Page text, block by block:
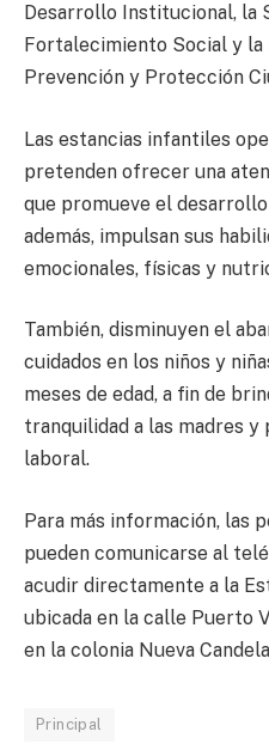
Desarrollo Institucional, la
Fortalecimiento Social y la
Prevención y Protección
Las estancias infantiles
pretenden ofrecer una
que promueve el
además, impulsan sus
emocionales, físicas y
También, disminuyen el
cuidados en los niños y
meses de edad, a fin de
tranquilidad a las madres y
laboral.
Para más información, las
pueden comunicarse al
acudir directamente a la
ubicada en la calle Puerto
en la colonia Nueva
Principal